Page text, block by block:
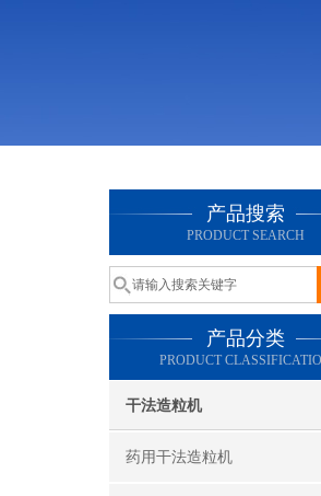
产品搜索
PRODUCT SEARCH
产品分类
PRODUCT
干法造粒机
药用干法造粒机